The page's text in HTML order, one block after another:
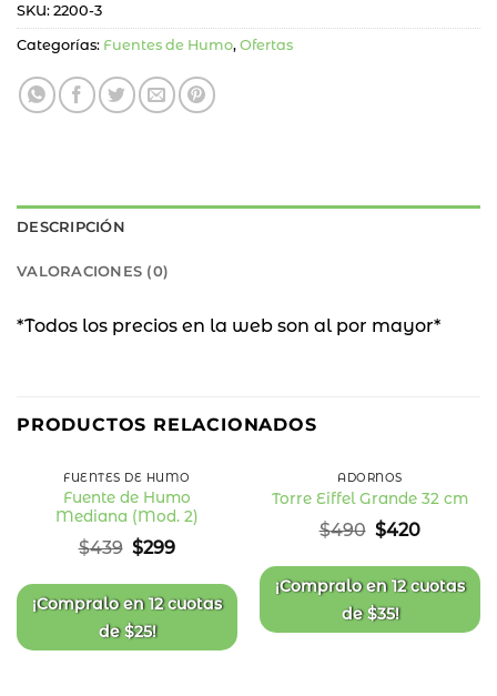
SKU: 2200-3
Categorías: Fuentes de Humo, Ofertas
DESCRIPCIÓN
VALORACIONES (0)
*Todos los precios en la web son al por mayor*
PRODUCTOS RELACIONADOS
OFF
Añadir
FUENTES DE HUMO
Fuente de Humo
Mediana (Mod. 2)
$439 El
original
era:
$439.
$299El
actual
es:
$299.
¡Compralo en12 cuotas
de$25!
de
deseos
ADORNOS
Torre Eiffel Grande 32 cm
$490 El
original
era:
$490.
$420El
actual
es:
$420.
¡Compralo en12 cuotas
de$35!